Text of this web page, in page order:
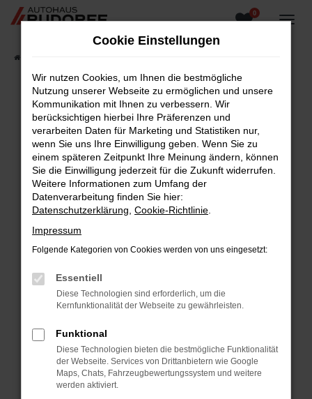
Zum
0
Fehler: Network Error
Beim Laden ist ein Fehler aufgetreten.
Hier sind ein paar Tipps, die dir helfen können:
Überprüfe deine Firewall und deine
Internetverbindung.
Laden andere Webseiten, zum Beispiel deine
Suchmaschine?
Prüfe deine Browsererweiterungen.
Manche Erweiterungen, wie Werbeblocker,
können das Laden bestimmter Seiten
verhindern. Funktioniert die Seite in einem
Fenster?
Starte dein Gerät neu.
Das kann manchmal helfen, vorübergehende
Probleme zu beheben.
Cookie Einstellungen
Wir nutzen Cookies, um Ihnen die bestmögliche
Nutzung unserer Webseite zu ermöglichen und unsere
Kommunikation mit Ihnen zu verbessern. Wir
berücksichtigen hierbei Ihre Präferenzen und
verarbeiten Daten für Marketing und Statistiken nur,
wenn Sie uns Ihre Einwilligung geben. Wenn Sie zu
einem späteren Zeitpunkt Ihre Meinung ändern, können
Sie die Einwilligung jederzeit für die Zukunft widerrufen.
Weitere Informationen zum Umfang der
Datenverarbeitung finden Sie hier:
Datenschutzerklärung Cookie-Richtlinie
Impressum
Folgende Kategorien von Cookies werden von uns eingesetzt:
Essentiell
Diese Technologien sind erforderlich, um die
Kernfunktionalität der Webseite zu gewährleisten.
Funktional
Diese Technologien bieten die bestmögliche Funktionalität
der Webseite. Services von Drittanbietern wie Google
Maps, Chats, Fahrzeugbewertungssystem und weitere
werden aktiviert.